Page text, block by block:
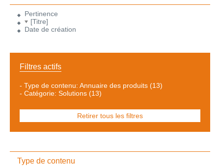
Pertinence
[Titre]
Date de création
Filtres actifs
- Type de contenu: Annuaire des produits (13)
- Catégorie: Solutions (13)
Retirer tous les filtres
Type de contenu